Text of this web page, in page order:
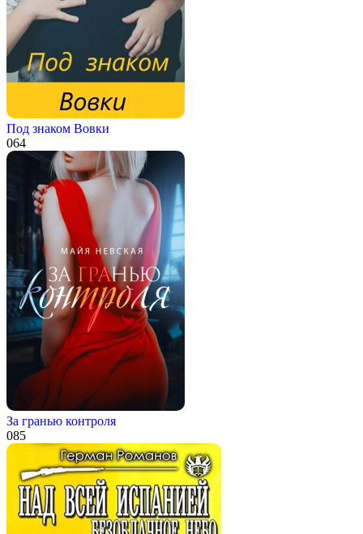
Под знаком Вовки
064
За гранью контроля
085